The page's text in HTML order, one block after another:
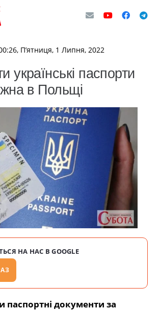
П’ятниця, 1 Липня, 2022
українські паспорти
в Польщі
НА НАС В GOOGLE
документи за